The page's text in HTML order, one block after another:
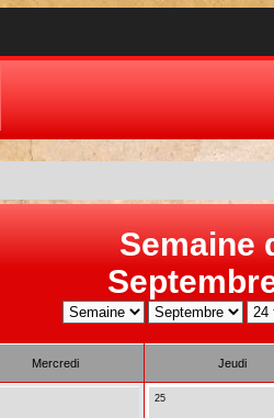
Semaine
Mercredi Jeudi
25